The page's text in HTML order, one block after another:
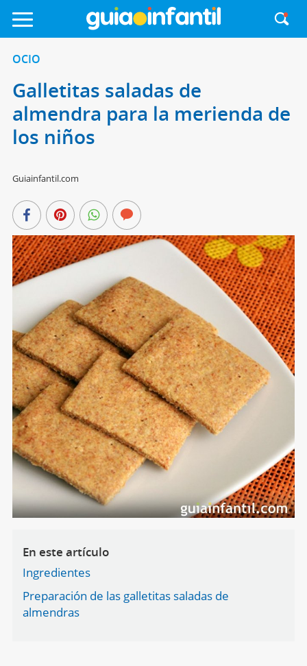
OCIO
Galletitas saladas de
almendra para la merienda de
los niños
Guiainfantil.com
En este artículo
Ingredientes
Preparación de las galletitas saladas de
almendras